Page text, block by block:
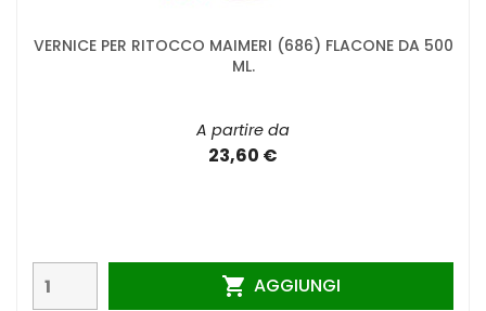
VERNICE PER RITOCCO MAIMERI (686) FLACONE DA 500
ML.
A partire da
23,60 €
 AGGIUNGI